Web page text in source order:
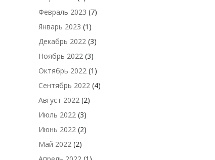
Февраль 2023 (7)
Январь 2023 (1)
Декабрь 2022 (3)
Ноябрь 2022 (3)
Октябрь 2022 (1)
Сентябрь 2022 (4)
Август 2022 (2)
Июль 2022 (3)
Июнь 2022 (2)
Май 2022 (2)